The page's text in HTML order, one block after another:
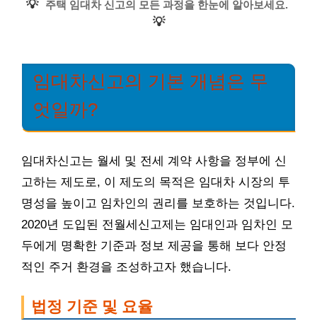
💡 주택 임대차 신고의 모든 과정을 한눈에 알아보세요.
💡
임대차신고의 기본 개념은 무
엇일까?
임대차신고는 월세 및 전세 계약 사항을 정부에 신
고하는 제도로, 이 제도의 목적은 임대차 시장의 투
명성을 높이고 임차인의 권리를 보호하는 것입니다.
2020년 도입된 전월세신고제는 임대인과 임차인 모
두에게 명확한 기준과 정보 제공을 통해 보다 안정
적인 주거 환경을 조성하고자 했습니다.
법정 기준 및 요율